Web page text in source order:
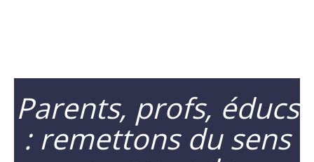
Parents, profs, éducs
: remettons du sens